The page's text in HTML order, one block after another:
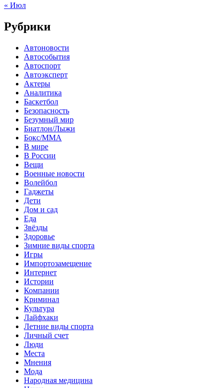
« Июл
Рубрики
Автоновости
Автособытия
Автоспорт
Автоэксперт
Актеры
Аналитика
Баскетбол
Безопасность
Безумный мир
Биатлон/Лыжи
Бокс/MMA
В мире
В России
Вещи
Военные новости
Волейбол
Гаджеты
Дети
Дом и сад
Еда
Звёзды
Здоровье
Зимние виды спорта
Игры
Импортозамещение
Интернет
Истории
Компании
Криминал
Культура
Лайфхаки
Летние виды спорта
Личный счет
Люди
Места
Мнения
Мода
Народная медицина